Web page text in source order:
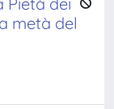
metà del